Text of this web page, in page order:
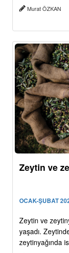
Murat ÖZKAN
Zeytin ve
OCAK-ŞUBAT
Zeytin ve
yaşadı.
zeytinyağında